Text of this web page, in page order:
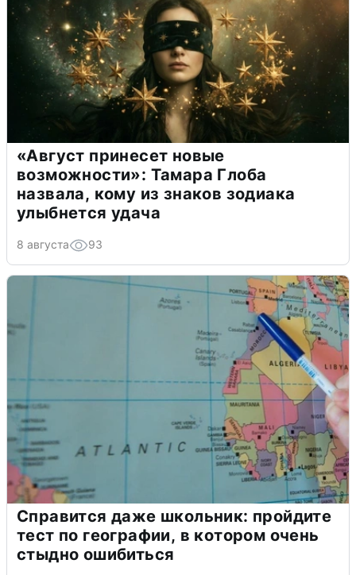
«Август принесет новые
возможности»: Тамара Глоба
назвала, кому из знаков зодиака
улыбнется удача
8 августа 93
Справится даже школьник: пройдите
тест по географии, в котором очень
стыдно ошибиться